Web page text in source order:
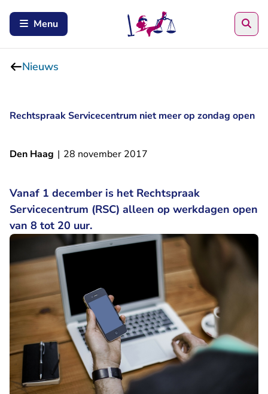
Menu
Nieuws
Rechtspraak Servicecentrum niet meer op zondag open
Den Haag | 28 november 2017
Vanaf 1 december is het Rechtspraak
Servicecentrum (RSC) alleen op werkdagen open
van 8 tot 20 uur.